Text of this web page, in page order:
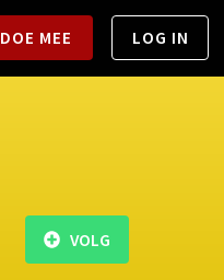
DOE MEE LOG IN
VOLG